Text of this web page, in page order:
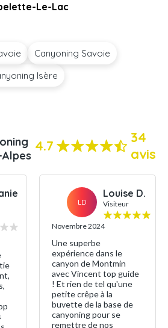
Le-Lac
Canyoning Savoie
Isère
4.7
34
avis
LD
Louise D.
Visiteur
Novembre 2024
Une superbe
expérience dans le
canyon de Montmin
avec Vincent top guide
! Et rien de tel qu'une
petite crêpe à la
buvette de la base de
canyoning pour se
remettre de nos